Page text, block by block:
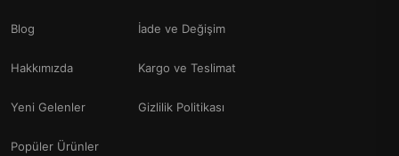
Blog
Hakkımızda
Yeni Gelenler
Popüler Ürünler
İade ve Değişim
Kargo ve Teslimat
Gizlilik Politikası